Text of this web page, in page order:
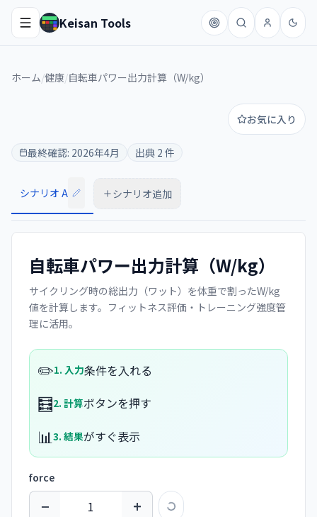
Keisan Tools
ホーム/健康/自転車パワー出力計算（W/kg）
お気に入り
最終確認: 2026年4月 出典 2 件
シナリオ A シナリオ追加
自転車パワー出力計算（W/kg）
サイクリング時の総出力（ワット）を体重で割ったW/kg
値を計算します。フィットネス評価・トレーニング強度管
理に活用。
✏️1. 入力条件を入れる
🧮2. 計算ボタンを押す
📊3. 結果がすぐ表示
force
− +